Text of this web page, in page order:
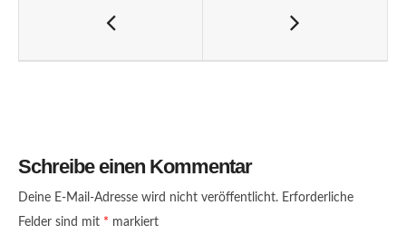
Schreibe einen Kommentar
Deine E-Mail-Adresse wird nicht veröffentlicht. Erforderliche
Felder sind mit * markiert